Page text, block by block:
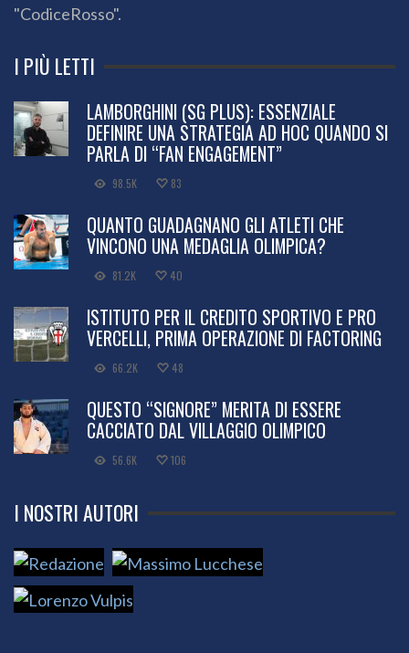
"CodiceRosso".
I PIÙ LETTI
LAMBORGHINI (SG PLUS): ESSENZIALE
DEFINIRE UNA STRATEGIA AD HOC QUANDO SI
PARLA DI “FAN ENGAGEMENT”
98.5K 83
QUANTO GUADAGNANO GLI ATLETI CHE
VINCONO UNA MEDAGLIA OLIMPICA?
81.2K 40
ISTITUTO PER IL CREDITO SPORTIVO E PRO
VERCELLI, PRIMA OPERAZIONE DI FACTORING
66.2K 48
QUESTO “SIGNORE” MERITA DI ESSERE
CACCIATO DAL VILLAGGIO OLIMPICO
56.6K 106
I NOSTRI AUTORI